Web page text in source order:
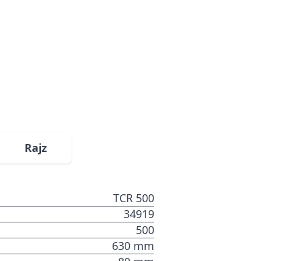
Rajz
TCR 500
34919
500
630 mm